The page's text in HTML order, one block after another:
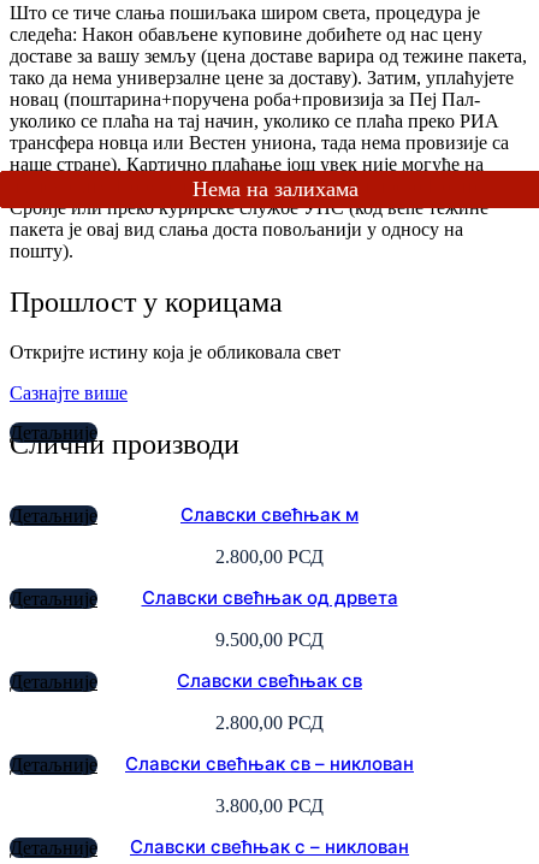
Што се тиче слања пошиљака широм света, процедура је
следећа: Након обављене куповине добићете од нас цену
доставе за вашу земљу (цена доставе варира од тежине пакета,
тако да нема универзалне цене за доставу). Затим, уплаћујете
новац (поштарина+поручена роба+провизија за Пеј Пал-
уколико се плаћа на тај начин, уколико се плаћа преко РИА
трансфера новца или Вестен униона, тада нема провизије са
наше стране). Картично плаћање још увек није могуће на
нашем сајту. Поручену робу достављмо или преко Поште
Србије или преко курирске службе УПС (код веће тежине
пакета је овај вид слања доста повољанији у односу на
пошту).
Прошлост у корицама
Откријте истину која је обликовала свет
Сазнајте више
Слични производи
Детаљније
Славски свећњак м
2.800,00 РСД
Детаљније
Славски свећњак од дрвета
9.500,00 РСД
Детаљније
Славски свећњак св
2.800,00 РСД
Детаљније
Славски свећњак св – никлован
3.800,00 РСД
Детаљније
Славски свећњак с – никлован
Детаљније